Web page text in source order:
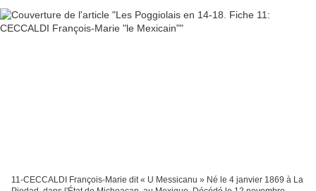
11-CECCALDI François-Marie dit « U Messicanu » Né le 4 janvier 1869 à La